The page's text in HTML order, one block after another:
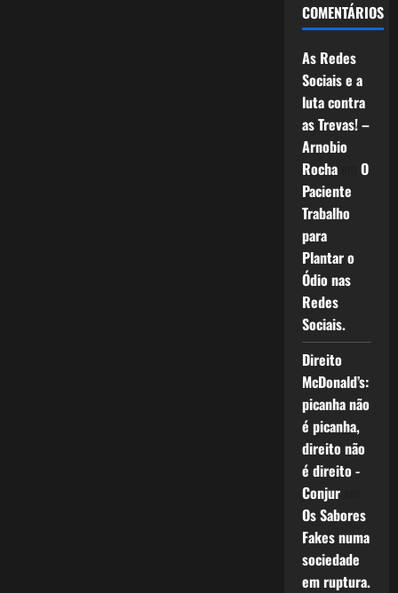
COMENTÁRIOS
As Redes
Sociais e a
luta contra
as Trevas! –
Arnobio
Rochaem O
Paciente
Trabalho
para
Plantar o
Ódio nas
Redes
Sociais.
Direito
McDonald’s:
picanha não
é picanha,
direito não
é direito -
Conjurem
Os Sabores
Fakes numa
sociedade
em ruptura.